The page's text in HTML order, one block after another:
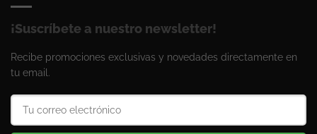
¡Suscríbete a nuestro newsletter!
Recibe promociones exclusivas y novedades directamente en
tu email.